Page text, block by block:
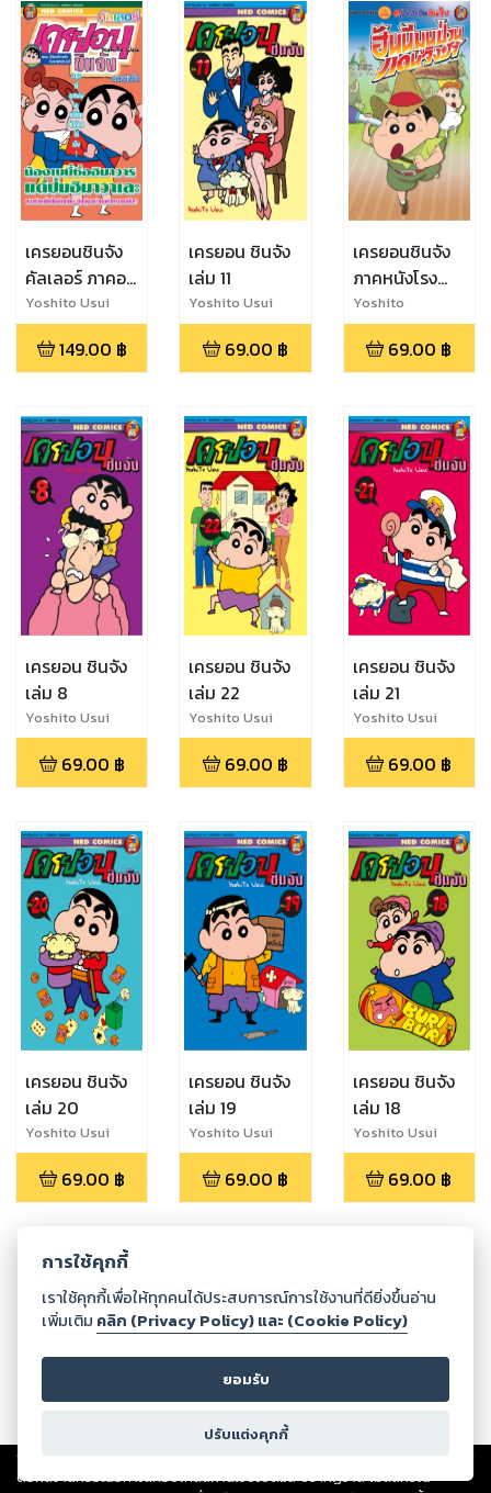
เครยอนชินจัง
คัลเลอร์ ภาคอนิ
เมชั่น ตอน มี
น้องจ๋าวแล้ว ป๋
มละสุดแสนบิซี่
Yoshito Usui
149.00 ฿
เครยอน ชินจัง
เล่ม 11
Yoshito Usui
69.00 ฿
เครยอนชินจัง
ภาคหนังโรง
ตอน ฮันนีมูน
ป่วน แดนจิงโจ้
ตามหาคุณพ่อ
Yoshito
Usui,Mirei Takata
69.00 ฿
เครยอน ชินจัง
เล่ม 8
Yoshito Usui
69.00 ฿
เครยอน ชินจัง
เล่ม 22
Yoshito Usui
69.00 ฿
เครยอน ชินจัง
เล่ม 21
Yoshito Usui
69.00 ฿
เครยอน ชินจัง
เล่ม 20
Yoshito Usui
69.00 ฿
เครยอน ชินจัง
เล่ม 19
Yoshito Usui
69.00 ฿
เครยอน ชินจัง
เล่ม 18
Yoshito Usui
69.00 ฿
กำลังโหลด ...
Copyright ©
ต่อผลงานหรือเนื้อหาใดที่อัปโหลดผ่านเว็บไซต์และปรากฏว่าละเมิดสิทธิใน
การใช้คุกกี้
เราใช้คุกกี้เพื่อให้ทุกคนได้ประสบการณ์การใช้งานที่ดียิ่งขึ้นอ่าน
เพิ่มเติม คลิก (Privacy Policy) และ (Cookie Policy)
ยอมรับ
ปรับแต่งคุกกี้